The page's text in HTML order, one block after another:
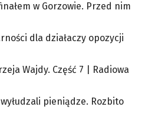
w Gorzowie. Przed nim
dla działaczy opozycji
Wajdy. Część 7 | Radiowa
pieniądze. Rozbito